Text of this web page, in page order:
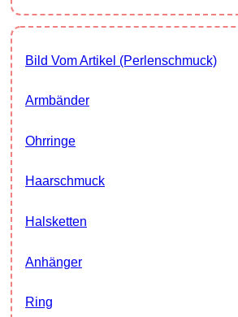
Bild Vom Artikel (Perlenschmuck)
Armbänder
Ohrringe
Haarschmuck
Halsketten
Anhänger
Ring